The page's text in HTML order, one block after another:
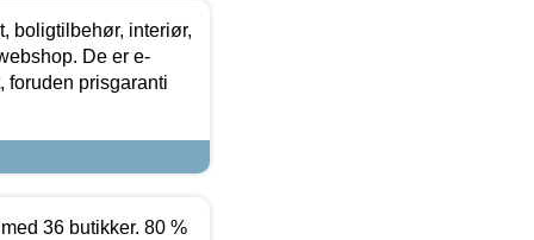
boligtilbehør, interiør,
De er e-
foruden prisgaranti
36 butikker. 80 %